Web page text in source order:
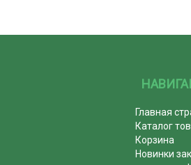
Главная
Каталог
Корзина
Новинки